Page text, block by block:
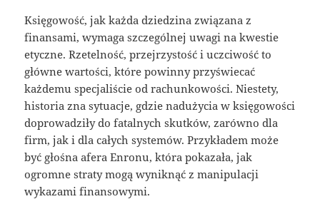
Księgowość, jak każda dziedzina związana z
finansami, wymaga szczególnej uwagi na kwestie
etyczne. Rzetelność, przejrzystość i uczciwość to
główne wartości, które powinny przyświecać
każdemu specjaliście od rachunkowości. Niestety,
historia zna sytuacje, gdzie nadużycia w księgowości
doprowadziły do fatalnych skutków, zarówno dla
firm, jak i dla całych systemów. Przykładem może
być głośna afera Enronu, która pokazała, jak
ogromne straty mogą wyniknąć z manipulacji
wykazami finansowymi.